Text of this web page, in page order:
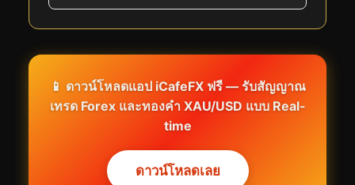
📱 ดาวน์โหลดแอป iCafeFX ฟรี — รับสัญญาณ
เทรด Forex และทองคำ XAU/USD แบบ Real-
time
ดาวน์โหลดเลย